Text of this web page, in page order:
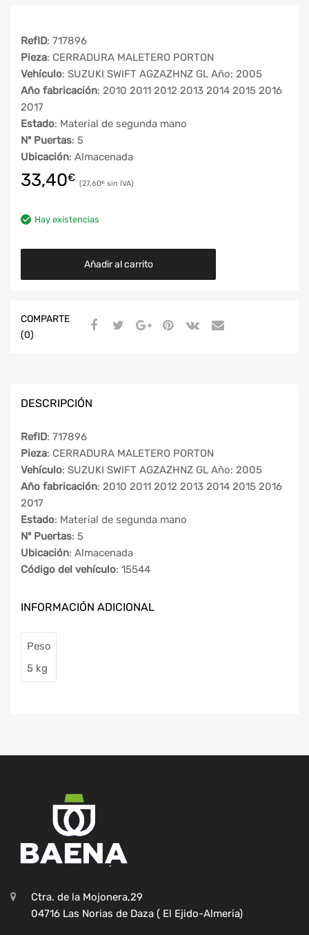
RefID: 717896
Pieza: CERRADURA MALETERO PORTON
Vehículo: SUZUKI SWIFT AGZAZHNZ GL Año: 2005
Año fabricación: 2010 2011 2012 2013 2014 2015 2016
2017
Estado: Material de segunda mano
Nº Puertas: 5
Ubicación: Almacenada
33,40€ 27,60€
Hay existencias
Añadir al carrito
COMPARTE
(0)
DESCRIPCIÓN
RefID: 717896
Pieza: CERRADURA MALETERO PORTON
Vehículo: SUZUKI SWIFT AGZAZHNZ GL Año: 2005
Año fabricación: 2010 2011 2012 2013 2014 2015 2016
2017
Estado: Material de segunda mano
Nº Puertas: 5
Ubicación: Almacenada
Código del vehículo: 15544
INFORMACIÓN ADICIONAL
Peso
5 kg
Ctra. de la Mojonera,29
04716 Las Norias de Daza ( El Ejido-Almeria)